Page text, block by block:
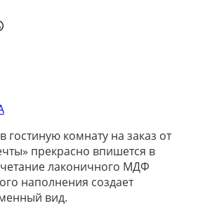
гостиную комнату на заказ от
прекрасно впишется в
лаконичного МДФ
наполнения создает
вид.